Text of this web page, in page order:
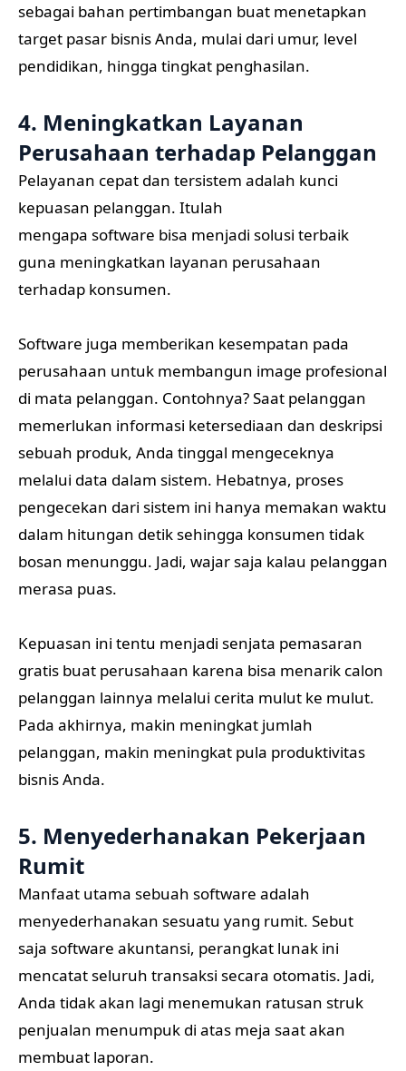
sebagai bahan pertimbangan buat menetapkan
target pasar bisnis Anda, mulai dari umur, level
pendidikan, hingga tingkat penghasilan.
4. Meningkatkan Layanan
Perusahaan terhadap Pelanggan
Pelayanan cepat dan tersistem adalah kunci
kepuasan pelanggan. Itulah
mengapa software bisa menjadi solusi terbaik
guna meningkatkan layanan perusahaan
terhadap konsumen.
Software juga memberikan kesempatan pada
perusahaan untuk membangun image profesional
di mata pelanggan. Contohnya? Saat pelanggan
memerlukan informasi ketersediaan dan deskripsi
sebuah produk, Anda tinggal mengeceknya
melalui data dalam sistem. Hebatnya, proses
pengecekan dari sistem ini hanya memakan waktu
dalam hitungan detik sehingga konsumen tidak
bosan menunggu. Jadi, wajar saja kalau pelanggan
merasa puas.
Kepuasan ini tentu menjadi senjata pemasaran
gratis buat perusahaan karena bisa menarik calon
pelanggan lainnya melalui cerita mulut ke mulut.
Pada akhirnya, makin meningkat jumlah
pelanggan, makin meningkat pula produktivitas
bisnis Anda.
5. Menyederhanakan Pekerjaan
Rumit
Manfaat utama sebuah software adalah
menyederhanakan sesuatu yang rumit. Sebut
saja software akuntansi, perangkat lunak ini
mencatat seluruh transaksi secara otomatis. Jadi,
Anda tidak akan lagi menemukan ratusan struk
penjualan menumpuk di atas meja saat akan
membuat laporan.